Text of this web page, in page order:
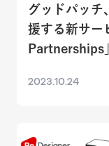
グッドパッチ
援する新サ
Partnerships
2023.10.24